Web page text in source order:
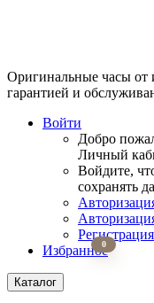
Оригинальные часы от
гарантией и
Войти
Добро
Личный
Войдите,
сохранять
Регистрация
Избранное
0
Каталог